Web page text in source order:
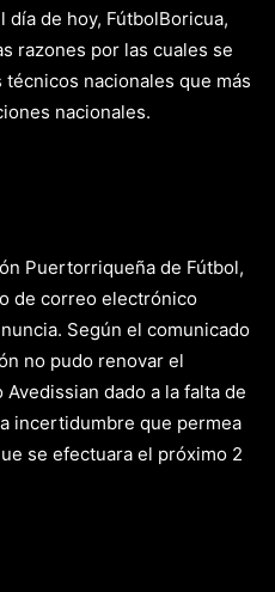
de hoy, FútbolBoricua,
razones por las cuales se
nacionales que más
nacionales.
Puertorriqueña de Fútbol,
de correo electrónico
Según el comunicado
no pudo renovar el
dado a la falta de
incertidumbre que permea
se efectuara el próximo 2